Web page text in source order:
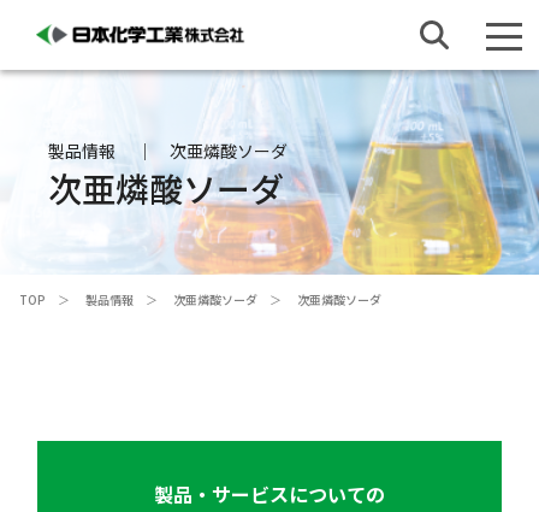
製品情報 次亜燐酸ソーダ
次亜燐酸ソーダ
TOP 製品情報 次亜燐酸ソーダ 次亜燐酸ソーダ
製品・サービスについての